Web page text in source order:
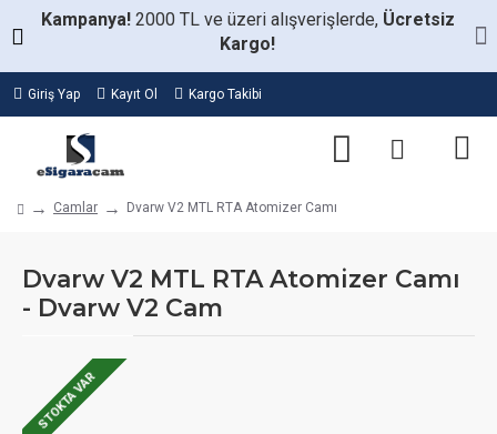
Kampanya! 2000 TL ve üzeri alışverişlerde, Ücretsiz
Kargo!
Giriş Yap Kayıt Ol Kargo Takibi
Camlar Dvarw V2 MTL RTA Atomizer Camı
Dvarw V2 MTL RTA Atomizer Camı
- Dvarw V2 Cam
STOKTA VAR